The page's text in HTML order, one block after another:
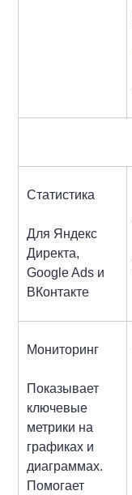
Статистика
Для Яндекс
Директа,
Google Ads и
ВКонтакте
Мониторинг
Показывает
ключевые
метрики на
графиках и
диаграммах.
Помогает